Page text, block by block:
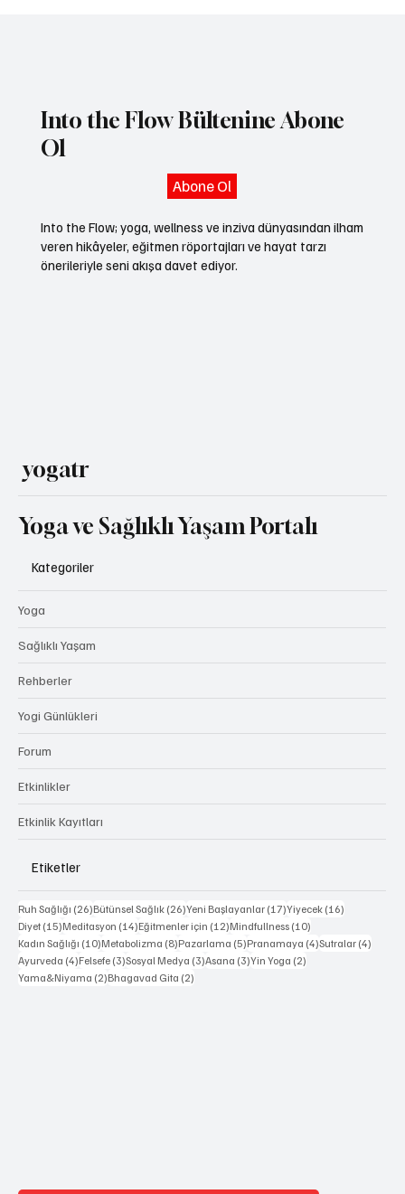
Into the Flow Bültenine Abone
Ol
Into the Flow; yoga, wellness ve inziva dünyasından ilham
veren hikâyeler, eğitmen röportajları ve hayat tarzı
önerileriyle seni akışa davet ediyor.
Abone Ol
yogatr
Yoga ve Sağlıklı Yaşam Portalı
Kategoriler
Yoga
Sağlıklı Yaşam
Rehberler
Yogi Günlükleri
Forum
Etkinlikler
Etkinlik Kayıtları
Etiketler
Ruh Sağlığı (26)26 yazı
Bütünsel Sağlık (26)26 yazı
Yeni Başlayanlar (17)17 yazı
Yiyecek (16)
Diyet (15)15 yazı
Meditasyon (14)14 yazı
Eğitmenler için (12)12 yazı
Mindfullness (10)
Kadın Sağlığı (10)10 yazı
Metabolizma (8)8 yazı
Pazarlama (5)5 yazı
Pranamaya (4)4 yazı
Sutralar (4)
Ayurveda (4)4 yazı
Felsefe (3)3 yazı
Sosyal Medya (3)3 yazı
Asana (3)3 yazı
Yin Yoga (2)
Yama&Niyama (2)2 yazı
Bhagavad Gita (2)